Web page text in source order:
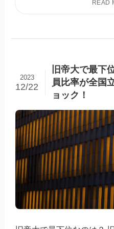
旧帝大で最下
員比率が全国
ョック！
2023
12/22